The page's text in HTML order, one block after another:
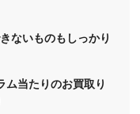
ないものもしっかり
ム当たりのお買取り